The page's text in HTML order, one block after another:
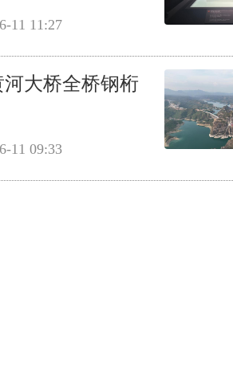
11 11:27
大桥全桥钢桁
11 09:33